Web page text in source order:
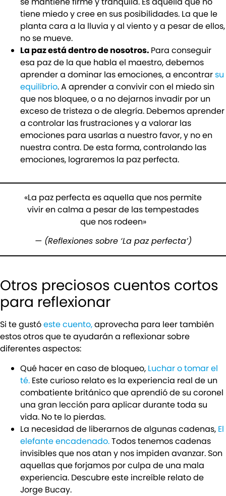
tiene miedo y cree en sus posibilidades. La que le
planta cara a la lluvia y al viento y a pesar de ellos,
no se mueve.
La paz está dentro de nosotros. Para conseguir
esa paz de la que habla el maestro, debemos
aprender a dominar las emociones, a encontrarsu
equilibrio. A aprender a convivir con el miedo sin
que nos bloquee, o a no dejarnos invadir por un
exceso de tristeza o de alegría. Debemos aprender
a controlar las frustraciones y a valorar las
emociones para usarlas a nuestro favor, y no en
nuestra contra. De esta forma, controlando las
emociones, lograremos la paz perfecta.
«La paz perfecta es aquella que nos permite
vivir en calma a pesar de las tempestades
que nos rodeen»
— (Reflexiones sobre ‘La paz perfecta’)
Otros preciosos cuentos cortos
para reflexionar
Si te gustóeste cuento,aprovecha para leer también
estos otros que te ayudarán a reflexionar sobre
diferentes aspectos:
Qué hacer en caso de bloqueo, Luchar o tomar el
té. Este curioso relato es la experiencia real de un
combatiente británico que aprendió de su coronel
una gran lección para aplicar durante toda su
vida. No te lo pierdas.
La necesidad de liberarnos de algunas cadenas, El
elefante encadenado.Todos tenemos cadenas
invisibles que nos atan y nos impiden avanzar. Son
aquellas que forjamos por culpa de una mala
experiencia. Descubre este increíble relato de
Jorge Bucay.